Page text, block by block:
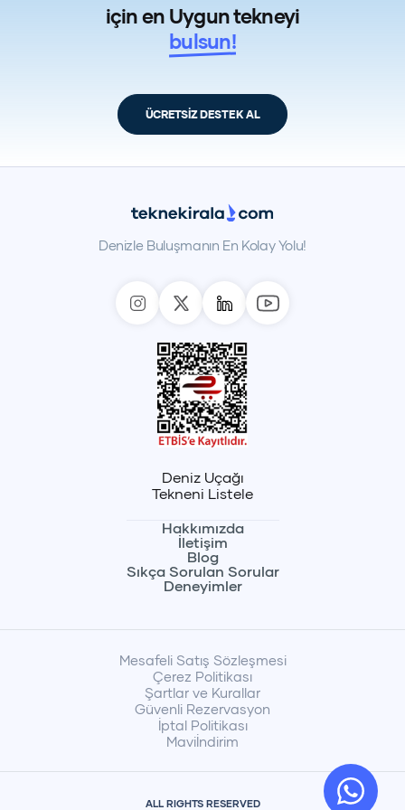
için en Uygun tekneyi
bulsun!
ÜCRETSİZ DESTEK AL
Denizle Buluşmanın En Kolay Yolu!
Deniz Uçağı
Tekneni Listele
Hakkımızda
İletişim
Blog
Sıkça Sorulan Sorular
Deneyimler
Mesafeli Satış Sözleşmesi
Çerez Politikası
Şartlar ve Kurallar
Güvenli Rezervasyon
İptal Politikası
Maviİndirim
ALL RIGHTS RESERVED